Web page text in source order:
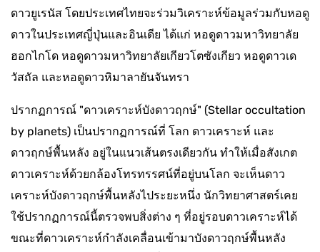
ดาวยูเรนัส โดยประเทศไทยจะร่วมวิเคราะห์ข้อมูลร่วมกับหอดู
ดาวในประเทศญี่ปุ่นและอินเดีย ได้แก่ หอดูดาวมหาวิทยาลัย
ฮอกไกโด หอดูดาวมหาวิทยาลัยเกียวโตซังเกียว หอดูดาวเด
วัสถัล และหอดูดาวหิมาลายันจันทรา
ปรากฏการณ์ "ดาวเคราะห์บังดาวฤกษ์" (Stellar occultation
by planets) เป็นปรากฏการณ์ที่ โลก ดาวเคราะห์ และ
ดาวฤกษ์พื้นหลัง อยู่ในแนวเส้นตรงเดียวกัน ทำให้เมื่อสังเกต
ดาวเคราะห์ด้วยกล้องโทรทรรศน์ที่อยู่บนโลก จะเห็นดาว
เคราะห์บังดาวฤกษ์พื้นหลังไประยะหนึ่ง นักวิทยาศาสตร์เคย
ใช้ปรากฏการณ์นี้ตรวจพบสิ่งต่าง ๆ ที่อยู่รอบดาวเคราะห์ได้
ขณะที่ดาวเคราะห์กำลังเคลื่อนเข้ามาบังดาวฤกษ์พื้นหลัง